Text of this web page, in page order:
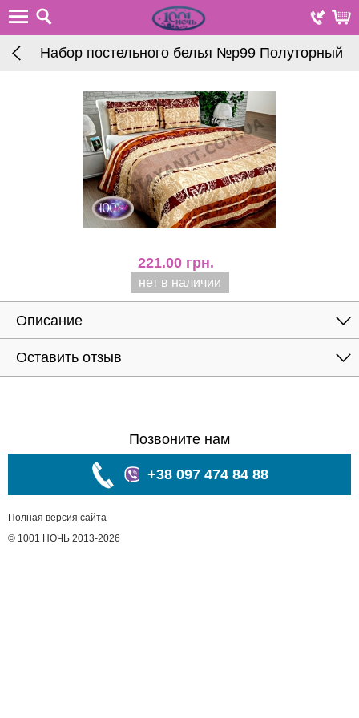
Набор постельного белья №р99 Полуторный
221.00 грн.
нет в наличии
Описание
Оставить отзыв
Позвоните нам
+38 097 474 84 88
Полная версия сайта
© 1001 НОЧЬ 2013-2026